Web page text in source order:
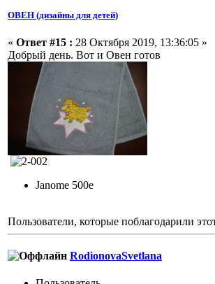
ОВЕН (дизайны для детей)
« Ответ #15 : 28 Октября 2019, 13:36:05 »
Добрый день. Вот и Овен готов
Janome 500e
Пользователи, которые поблагодарили
RodionovaSvetlana